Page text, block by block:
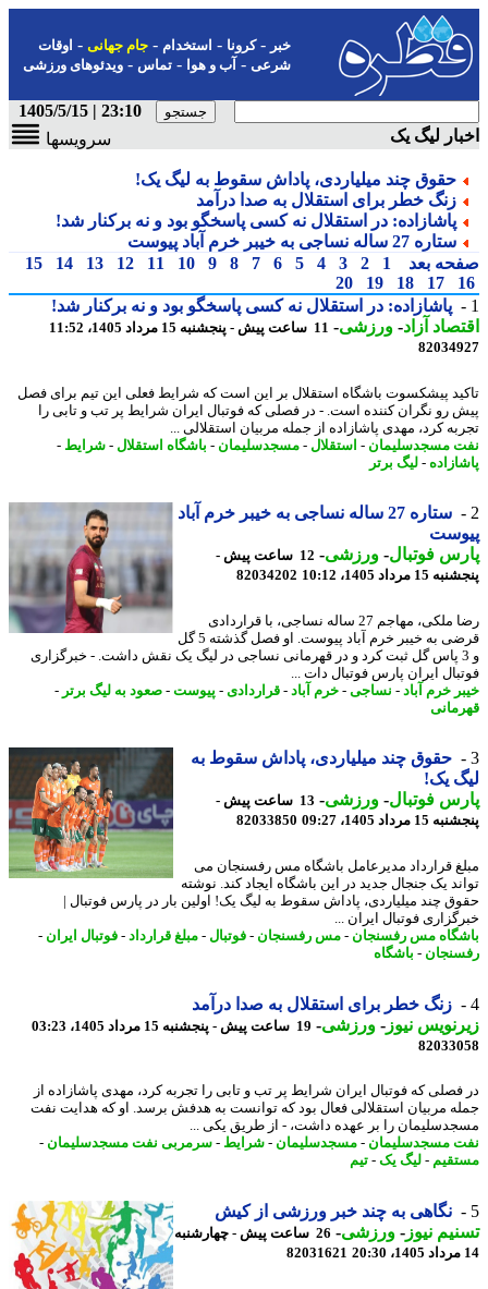
-کرونا-استخدام- جام جهانی-اوقات
شرعی-آب و هوا-تماس-ویدئوهای ورزشی
23:10 | 1405/5/15
لیگ یک
سرویسها
حقوق چند میلیاردی، پاداش سقوط به لیگ یک!
زنگ خطر برای استقلال به صدا درآمد
پاشازاده: در استقلال نه کسی پاسخگو بود و نه برکنار شد!
ستاره 27 ساله نساجی به خیبر خرم آباد پیوست
بعد
1
2
3
4
5
6
7
8
9
10
11
12
13
14
15
17
18
19
20
پاشازاده: در استقلال نه کسی پاسخگو بود و نه برکنار شد!
آزاد - ورزشی-11 ساعت پیش - پنجشنبه 15 مرداد 1405، 11:52
پیشکسوت باشگاه استقلال بر این است که شرایط فعلی این تیم برای فصل
رو نگران کننده است. - در فصلی که فوتبال ایران شرایط پر تب و تابی را
کرد، مهدی پاشازاده از جمله مربیان استقلالی ...
مسجدسلیمان-استقلال-مسجدسلیمان-باشگاه استقلال-شرایط
- لیگ برتر
ستاره 27 ساله نساجی به خیبر خرم آباد
فوتبال-ورزشی-
12 ساعت پیش -
1405، 10:12
82034202
رضا ملکی، مهاجم 27 ساله نساجی، با قراردادی
قرضی به خیبر خرم آباد پیوست. او فصل گذشته 5 گل
و 3 پاس گل ثبت کرد و در قهرمانی نساجی در لیگ یک نقش داشت. - خبرگزاری
ایران پارس فوتبال دات ...
خرم آباد- نساجی-خرم آباد- قراردادی-پیوست-صعود به لیگ برتر -
حقوق چند میلیاردی، پاداش سقوط به
یک!
فوتبال-ورزشی-
13 ساعت پیش -
1405، 09:27
82033850
قرارداد مدیرعامل باشگاه مس رفسنجان می
یک جنجال جدید در این باشگاه ایجاد کند. نوشته
چند میلیاردی، پاداش سقوط به لیگ یک! اولین بار در پارس فوتبال |
فوتبال ایران ...
مس رفسنجان-مس رفسنجان-فوتبال-مبلغ قرارداد -فوتبال ایران -
-باشگاه
زنگ خطر برای استقلال به صدا درآمد
نیوز-ورزشی-19 ساعت پیش - پنجشنبه 15 مرداد 1405، 03:23
که فوتبال ایران شرایط پر تب و تابی را تجربه کرد، مهدی پاشازاده از
مربیان استقلالی فعال بود که توانست به هدفش برسد. او که هدایت نفت
را بر عهده داشت، - از طریق یکی ...
مسجدسلیمان-مسجدسلیمان-شرایط -سرمربی نفت مسجدسلیمان-
-لیگ یک-تیم
نگاهی به چند خبر ورزشی از کیش
نیوز-ورزشی-
26 ساعت پیش - چهارشنبه
82031621